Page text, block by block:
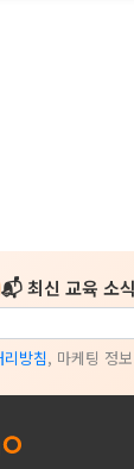
📬 최신 교육 소
방침, 마케팅 정